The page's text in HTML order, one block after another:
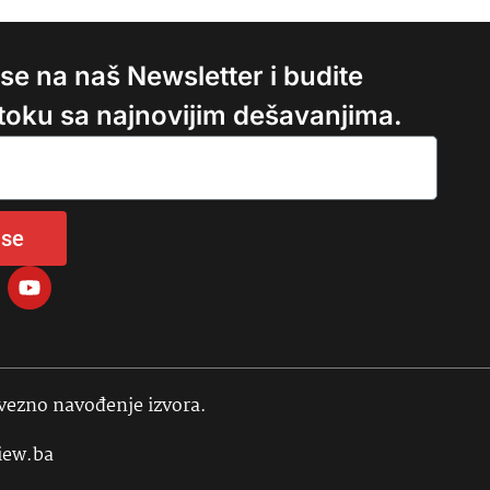
na naš Newsletter i budite
sa najnovijim dešavanjima.
navođenje izvora.